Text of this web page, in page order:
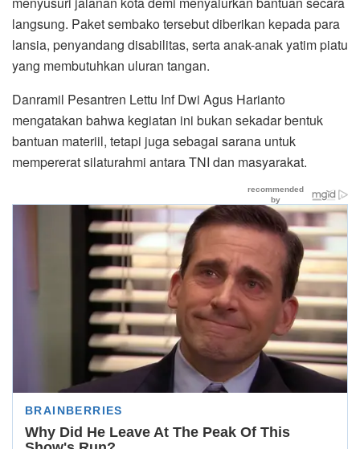
langsung. Paket sembako tersebut diberikan kepada para
lansia, penyandang disabilitas, serta anak-anak yatim piatu
yang membutuhkan uluran tangan.
Danramil Pesantren Lettu Inf Dwi Agus Harianto
mengatakan bahwa kegiatan ini bukan sekadar bentuk
bantuan materiil, tetapi juga sebagai sarana untuk
mempererat silaturahmi antara TNI dan masyarakat.